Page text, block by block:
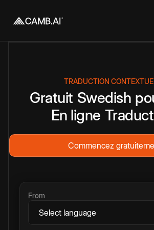
TRADUCTION
Gratuit Swedish
En ligne
Commencez
From